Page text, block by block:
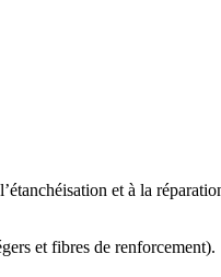
et à la
et fibres de renforcement).